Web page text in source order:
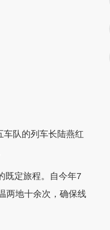
队的列车长陆燕红
定旅程。自今年7
两地十余次，确保线